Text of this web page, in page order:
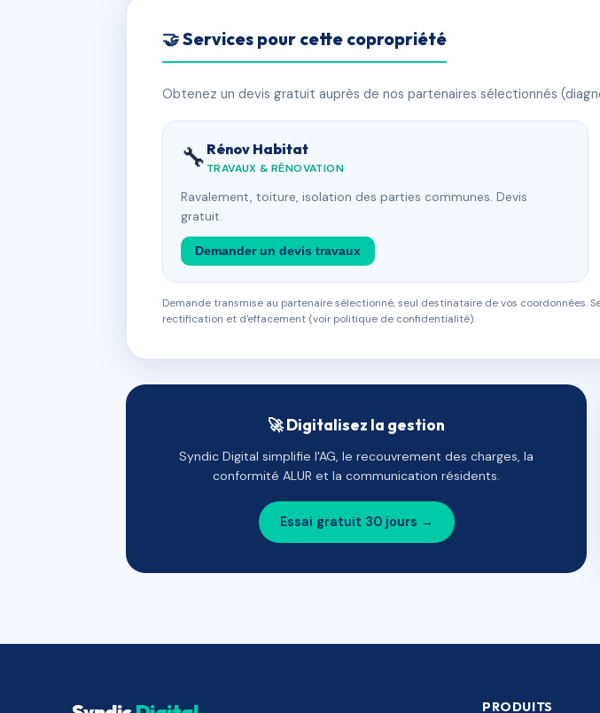
🤝 Services pour cette copropriété
Obtenez un devis gratuit auprès de nos partenaires sélectionnés
🔧 Rénov Habitat
TRAVAUX & RÉNOVATION
Ravalement, toiture, isolation des parties communes. Devis
gratuit.
Demander un devis travaux
Demande transmise au partenaire sélectionné, seul destinataire de vos coordonnées.
rectification et d'effacement (voir politique de confidentialité).
🚀 Digitalisez la gestion
Syndic Digital simplifie l'AG, le recouvrement des charges, la
conformité ALUR et la communication résidents.
Essai gratuit 30 jours →
PRODUITS